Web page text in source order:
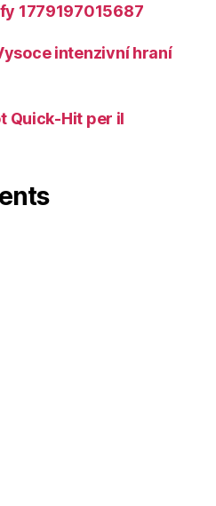
1779197015687
intenzivní hraní
Quick‑Hit per il